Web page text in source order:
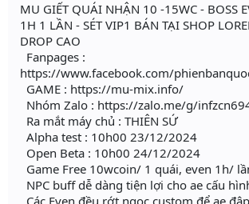
MU GIẾT QUÁI NHẬN 10 -15WC - BOSS
1H 1 LẦN - SÉT VIP1 BÁN TẠI SHOP
DROP CAO
Fanpages :
https://www.facebook.com/
GAME : https://mu-mix.info/
Nhóm Zalo : https://zalo.me/g/
Ra mắt máy chủ : THIÊN SỨ
Alpha test : 10h00 23/12/2024
Open Beta : 10h00 24/12/2024
Game Free 10wcoin/ 1 quái, even 1h/
NPC buff dễ dàng tiện lợi cho ae cấu